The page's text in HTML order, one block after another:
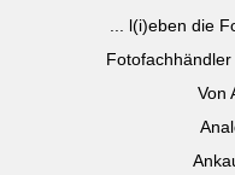
... l(i)eben die
Von